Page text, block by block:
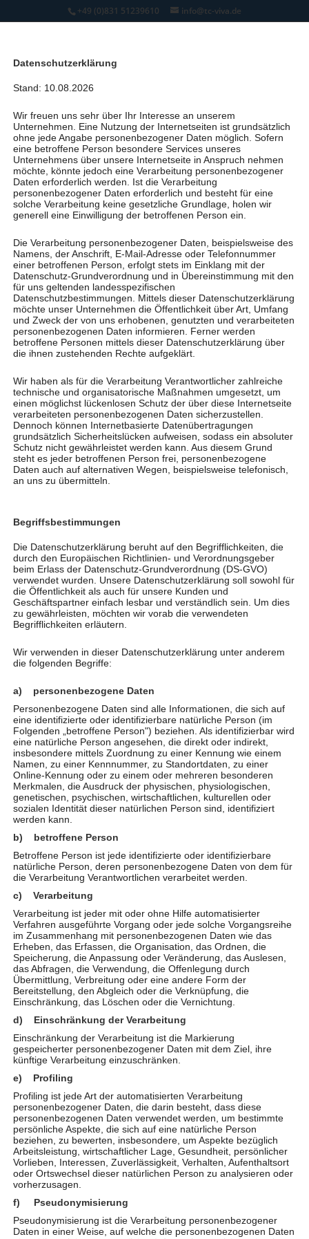
+49 (0)831 51239610 info@tc-viva.de
Cocktails und Massagen
für den guten Zweck
vonTherapieCentrum Viva|Aug. 3, 2023|
Allgemein,Spenden
TherapieCentrum Viva spendet 1.000 Euro für
TherapieCentrums Viva eine ganz besondere
Spendenaktion einfallen lassen: An der Cocktailbar
des Kunst- und Handwerkermarktes schenkten die
Mitarbeitenden Getränke auf Spendenbasis aus.
Auch Massagen konnten gegen einen freiwilligen
Betrag bei den
Physiotherapeutinnen und -therapeuten der Praxis
zusammen, die das Team nun an den Verein Von
hat. Der gesamte Erlös fließt in die Tagesstätte
Spektar im bosnischen Srebrenik, in der Kinder und
Jugendliche mit Behinderung gefördert werden.
„Als Teil vonKörperbehinderte Allgäuliegt es uns
sehr am Herzen, Menschen mit Behinderung im
Alltag zu unterstützen“, sagt Hans-Jürgen Schwarz,
Leiter des TherapieCentrum Vivas. „Wir freuen uns
sehr, mit dem Spendenerlös nun Kindern in
Bosnien eine Freude zu machen“, so Schwarz
weiter.
Derzeit spart derVerein Von Herz zu Herzauf einen
neuen Gebrauchtwagen, mit dem die Kinder und
Jugendlichen in Bosnien täglich daheim abgeholt
und in die Tagesstätte gebracht werden. „Bei
unserem letzten Projektbesuch im Februar konnten
wir uns vor Ort davon überzeugen, dass unsere
Hilfe hier genau dort ankommt, wo sie dringend
benötigt wird“, berichtet Lisa Wolff, Beisitzerin im
Vorstand des Vereins bei der Spendenübergabe.
„Wir sagen von ganzem Herzen Danke für diese
tolle Spendenaktion – vor allem im Namen der
Kinder!“
Über Von Herz zu Herz e.V. – Hilfe die ankommt
Der Verein Von Herz zu Herz e.V. – Hilfe die
ankommt wurde im Jahr 2013 mit Sitz in Kempten
im Allgäu gegründet und hilft weltweit Menschen,
die durch besondere Ereignisse oder Umstände
körperlichen, finanziellen und/oder seelischen
Schaden erlitten haben. Die Hilfe ist dabei immer
unabhängig von Herkunft, Religion, Geschlecht oder
sexueller Orientierung und richtet sich an den
Datenschutzerklärung
Stand: 10.08.2026
Wir freuen uns sehr über Ihr Interesse an unserem
Unternehmen. Eine Nutzung der Internetseiten ist grundsätzlich
ohne jede Angabe personenbezogener Daten möglich. Sofern
eine betroffene Person besondere Services unseres
Unternehmens über unsere Internetseite in Anspruch nehmen
möchte, könnte jedoch eine Verarbeitung personenbezogener
Daten erforderlich werden. Ist die Verarbeitung
personenbezogener Daten erforderlich und besteht für eine
solche Verarbeitung keine gesetzliche Grundlage, holen wir
generell eine Einwilligung der betroffenen Person ein.
Die Verarbeitung personenbezogener Daten, beispielsweise des
Namens, der Anschrift, E-Mail-Adresse oder Telefonnummer
einer betroffenen Person, erfolgt stets im Einklang mit der
Datenschutz-Grundverordnung und in Übereinstimmung mit den
für uns geltenden landesspezifischen
Datenschutzbestimmungen. Mittels dieser Datenschutzerklärung
möchte unser Unternehmen die Öffentlichkeit über Art, Umfang
und Zweck der von uns erhobenen, genutzten und verarbeiteten
personenbezogenen Daten informieren. Ferner werden
betroffene Personen mittels dieser Datenschutzerklärung über
die ihnen zustehenden Rechte aufgeklärt.
Wir haben als für die Verarbeitung Verantwortlicher zahlreiche
technische und organisatorische Maßnahmen umgesetzt, um
einen möglichst lückenlosen Schutz der über diese Internetseite
verarbeiteten personenbezogenen Daten sicherzustellen.
Dennoch können Internetbasierte Datenübertragungen
grundsätzlich Sicherheitslücken aufweisen, sodass ein absoluter
Schutz nicht gewährleistet werden kann. Aus diesem Grund
steht es jeder betroffenen Person frei, personenbezogene
Daten auch auf alternativen Wegen, beispielsweise telefonisch,
an uns zu übermitteln.
Begriffsbestimmungen
Die Datenschutzerklärung beruht auf den Begrifflichkeiten, die
durch den Europäischen Richtlinien- und Verordnungsgeber
beim Erlass der Datenschutz-Grundverordnung (DS-GVO)
verwendet wurden. Unsere Datenschutzerklärung soll sowohl für
die Öffentlichkeit als auch für unsere Kunden und
Geschäftspartner einfach lesbar und verständlich sein. Um dies
zu gewährleisten, möchten wir vorab die verwendeten
Begrifflichkeiten erläutern.
Wir verwenden in dieser Datenschutzerklärung unter anderem
die folgenden Begriffe:
a) personenbezogene Daten
Personenbezogene Daten sind alle Informationen, die sich auf
eine identifizierte oder identifizierbare natürliche Person (im
Folgenden „betroffene Person") beziehen. Als identifizierbar wird
eine natürliche Person angesehen, die direkt oder indirekt,
insbesondere mittels Zuordnung zu einer Kennung wie einem
Namen, zu einer Kennnummer, zu Standortdaten, zu einer
Online-Kennung oder zu einem oder mehreren besonderen
Merkmalen, die Ausdruck der physischen, physiologischen,
genetischen, psychischen, wirtschaftlichen, kulturellen oder
sozialen Identität dieser natürlichen Person sind, identifiziert
werden kann.
b) betroffene Person
Betroffene Person ist jede identifizierte oder identifizierbare
natürliche Person, deren personenbezogene Daten von dem für
die Verarbeitung Verantwortlichen verarbeitet werden.
c) Verarbeitung
Verarbeitung ist jeder mit oder ohne Hilfe automatisierter
Verfahren ausgeführte Vorgang oder jede solche Vorgangsreihe
im Zusammenhang mit personenbezogenen Daten wie das
Erheben, das Erfassen, die Organisation, das Ordnen, die
Speicherung, die Anpassung oder Veränderung, das Auslesen,
das Abfragen, die Verwendung, die Offenlegung durch
Übermittlung, Verbreitung oder eine andere Form der
Bereitstellung, den Abgleich oder die Verknüpfung, die
Einschränkung, das Löschen oder die Vernichtung.
d) Einschränkung der Verarbeitung
Einschränkung der Verarbeitung ist die Markierung
gespeicherter personenbezogener Daten mit dem Ziel, ihre
künftige Verarbeitung einzuschränken.
e) Profiling
Profiling ist jede Art der automatisierten Verarbeitung
personenbezogener Daten, die darin besteht, dass diese
personenbezogenen Daten verwendet werden, um bestimmte
persönliche Aspekte, die sich auf eine natürliche Person
beziehen, zu bewerten, insbesondere, um Aspekte bezüglich
Arbeitsleistung, wirtschaftlicher Lage, Gesundheit, persönlicher
Vorlieben, Interessen, Zuverlässigkeit, Verhalten, Aufenthaltsort
oder Ortswechsel dieser natürlichen Person zu analysieren oder
vorherzusagen.
f) Pseudonymisierung
Pseudonymisierung ist die Verarbeitung personenbezogener
Daten in einer Weise, auf welche die personenbezogenen Daten